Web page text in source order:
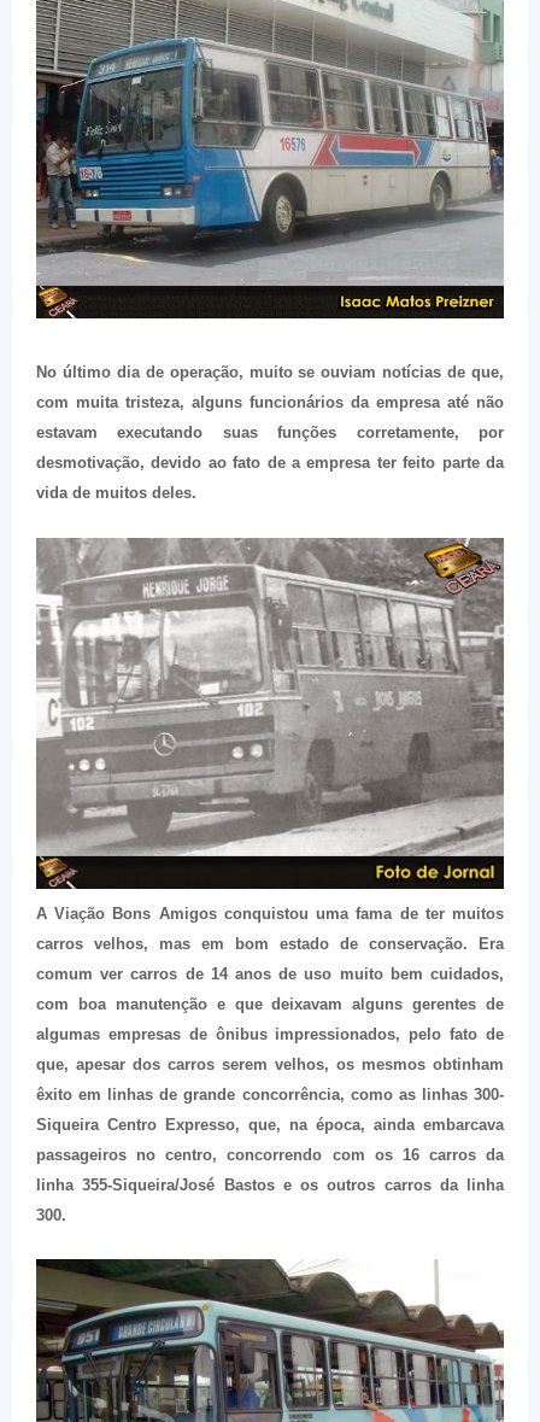
No último dia de operação, muito se ouviam notícias de que,
com muita tristeza, alguns funcionários da empresa até não
estavam executando suas funções corretamente, por
desmotivação, devido ao fato de a empresa ter feito parte da
vida de muitos deles.
A Viação Bons Amigos conquistou uma fama de ter muitos
carros velhos, mas em bom estado de conservação. Era
comum ver carros de 14 anos de uso muito bem cuidados,
com boa manutenção e que deixavam alguns gerentes de
algumas empresas de ônibus impressionados, pelo fato de
que, apesar dos carros serem velhos, os mesmos obtinham
êxito em linhas de grande concorrência, como as linhas 300-
Siqueira Centro Expresso, que, na época, ainda embarcava
passageiros no centro, concorrendo com os 16 carros da
linha 355-Siqueira/José Bastos e os outros carros da linha
300.